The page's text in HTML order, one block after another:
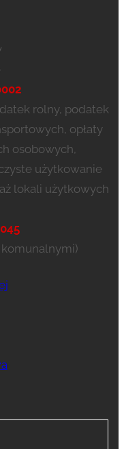
rolny, podatek
opłaty
osobowych,
użytkowanie
lokali użytkowych